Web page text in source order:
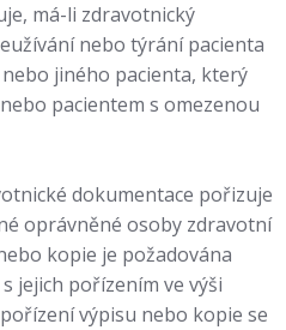
má-li zdravotnický
nebo týrání pacienta
jiného pacienta, který
pacientem s omezenou
dokumentace pořizuje
oprávněné osoby zdravotní
kopie je požadována
jejich pořízením ve výši
výpisu nebo kopie se